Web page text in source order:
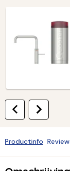
Productinfo